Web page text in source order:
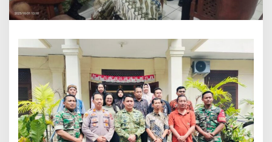
d
i
0
3
5
/
S
u
r
a
k